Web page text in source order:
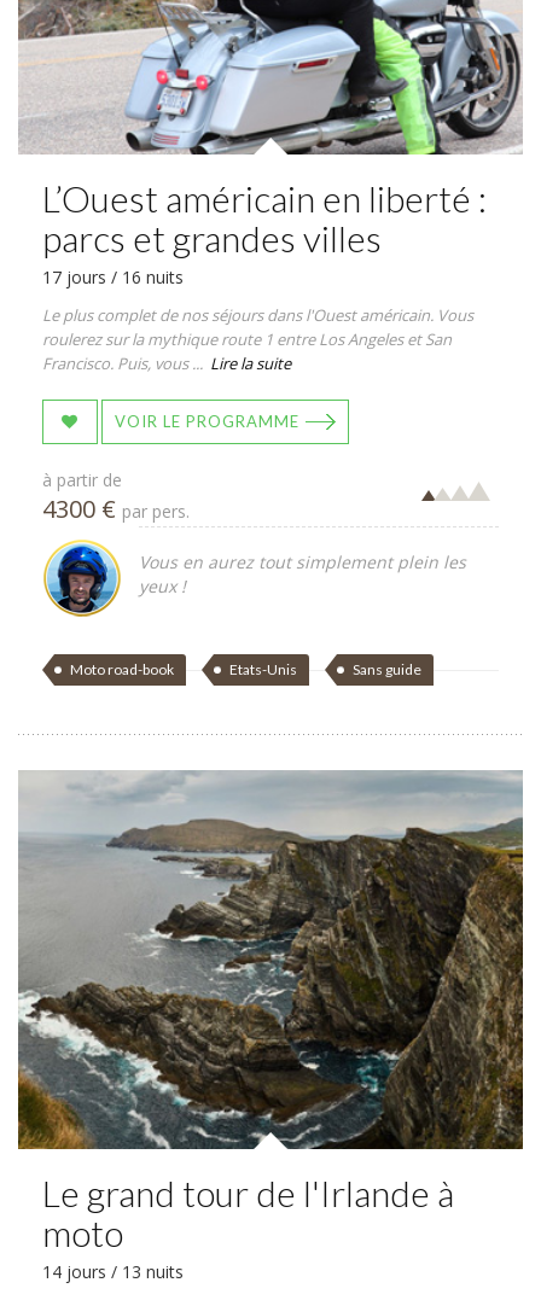
L’Ouest américain en liberté :
parcs et grandes villes
17 jours / 16 nuits
Le plus complet de nos séjours dans l'Ouest américain. Vous
roulerez sur la mythique route 1 entre Los Angeles et San
Francisco. Puis, vous ... Lire la suite
VOIR LE PROGRAMME
à partir de
4300 € par pers.
Vous en aurez tout simplement plein les
yeux !
Moto road-book Etats-Unis Sans guide
Le grand tour de l'Irlande à
moto
14 jours / 13 nuits